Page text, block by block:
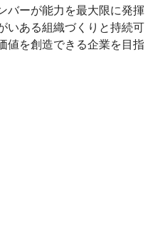
バーが能力を最大限に発揮
いある組織づくりと持続可
値を創造できる企業を目指